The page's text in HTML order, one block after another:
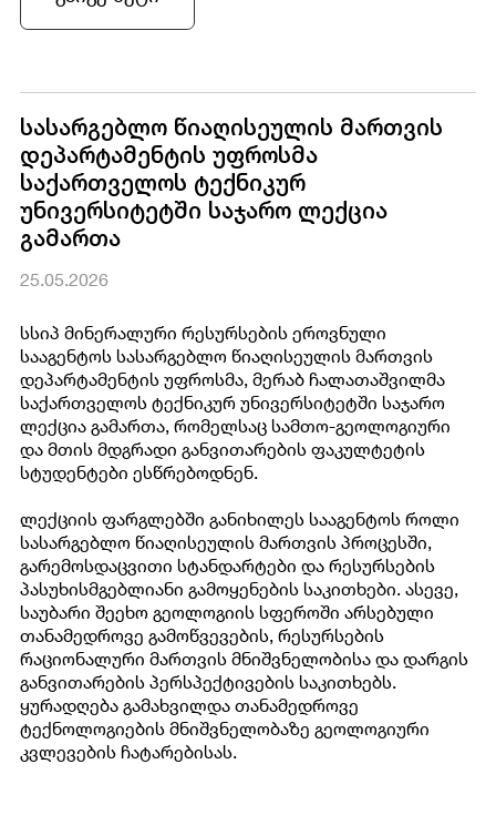
სასარგებლო წიაღისეულის მართვის
დეპარტამენტის უფროსმა
საქართველოს ტექნიკურ
უნივერსიტეტში საჯარო ლექცია
გამართა
25.05.2026
სსიპ მინერალური რესურსების ეროვნული
სააგენტოს სასარგებლო წიაღისეულის მართვის
დეპარტამენტის უფროსმა, მერაბ ჩალათაშვილმა
საქართველოს ტექნიკურ უნივერსიტეტში საჯარო
ლექცია გამართა, რომელსაც სამთო-გეოლოგიური
და მთის მდგრადი განვითარების ფაკულტეტის
სტუდენტები ესწრებოდნენ.
ლექციის ფარგლებში განიხილეს სააგენტოს როლი
სასარგებლო წიაღისეულის მართვის პროცესში,
გარემოსდაცვითი სტანდარტები და რესურსების
პასუხისმგებლიანი გამოყენების საკითხები. ასევე,
საუბარი შეეხო გეოლოგიის სფეროში არსებული
თანამედროვე გამოწვევების, რესურსების
რაციონალური მართვის მნიშვნელობისა და დარგის
განვითარების პერსპექტივების საკითხებს.
ყურადღება გამახვილდა თანამედროვე
ტექნოლოგიების მნიშვნელობაზე გეოლოგიური
კვლევების ჩატარებისას.